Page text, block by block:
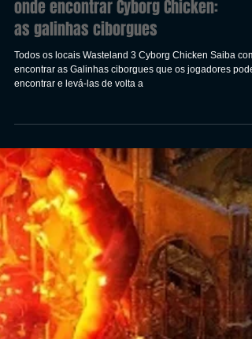
onde encontrar Cyborg Chicken:
as galinhas ciborgues
Todos os locais Wasteland 3 Cyborg Chicken Saiba
encontrar as Galinhas ciborgues que os jogadores
encontrar e levá-las de volta a